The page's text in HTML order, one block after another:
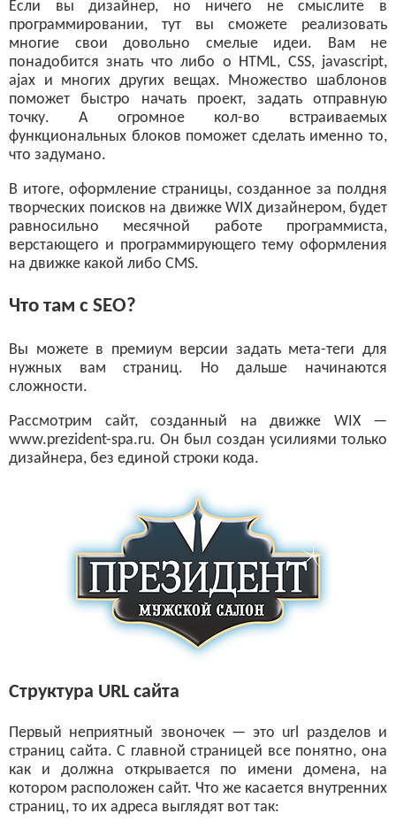
Если вы дизайнер, но ничего не смыслите в
программировании, тут вы сможете реализовать
многие свои довольно смелые идеи. Вам не
понадобится знать что либо о HTML, CSS, javascript,
ajax и многих других вещах. Множество шаблонов
поможет быстро начать проект, задать отправную
точку. А огромное кол-во встраиваемых
функциональных блоков поможет сделать именно то,
что задумано.
В итоге, оформление страницы, созданное за полдня
творческих поисков на движке WIX дизайнером, будет
равносильно месячной работе программиста,
верстающего и программирующего тему оформления
на движке какой либо CMS.
Что там с SEO?
Вы можете в премиум версии задать мета-теги для
нужных вам страниц. Но дальше начинаются
сложности.
Рассмотрим сайт, созданный на движке WIX —
www.prezident-spa.ru. Он был создан усилиями только
дизайнера, без единой строки кода.
Структура URL сайта
Первый неприятный звоночек — это url разделов и
страниц сайта. С главной страницей все понятно, она
как и должна открывается по имени домена, на
котором расположен сайт. Что же касается внутренних
страниц, то их адреса выглядят вот так: